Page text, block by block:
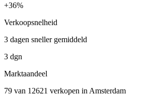
+36%
Verkoopsnelheid
3 dagen sneller gemiddeld
3 dgn
Marktaandeel
79 van 12621 verkopen in Amsterdam